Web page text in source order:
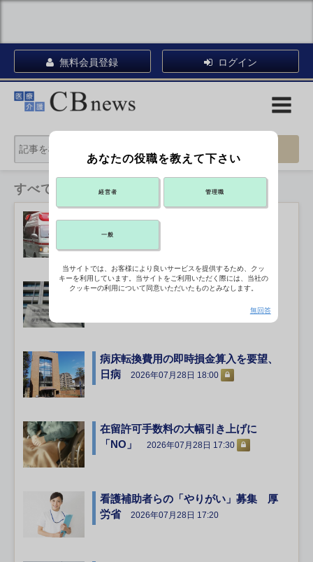
無料会員登録 ログイン
すべてのカテゴリ
熱中症救急搬送者、全国で45人死亡
2026年07月29日 13:25
熊本地震の被災者 マイナ保険証なし
病床転換費用の即時損金算入を要望、
日病
2026年07月28日 18:00
在留許可手数料の大幅引き上げに
「NO」
2026年07月28日 17:30
看護補助者らの「やりがい」募集 厚
労省
2026年07月28日 17:20
あなたの役職を教えて下さい
経営者 管理職
一般
当サイトでは、お客様により良いサービスを提供するため、クッ
キーを利用しています。当サイトをご利用いただく際には、当社の
クッキーの利用について同意いただいたものとみなします。
無回答